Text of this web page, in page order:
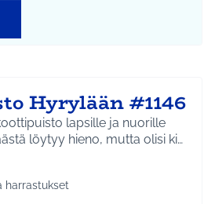
Hyrylään #1146
lapsille ja nuorille
löytyy hieno, mutta olisi ki…
mukaan: Hyrylä
teeman mukaan: Liikunta ja
harrastukset